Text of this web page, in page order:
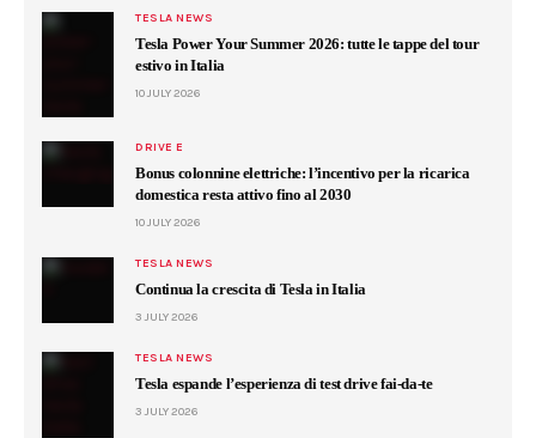
TESLA NEWS
Tesla Power Your Summer 2026: tutte le tappe del tour
estivo in Italia
10 JULY 2026
DRIVE E
Bonus colonnine elettriche: l’incentivo per la ricarica
domestica resta attivo fino al 2030
10 JULY 2026
TESLA NEWS
Continua la crescita di Tesla in Italia
3 JULY 2026
TESLA NEWS
Tesla espande l’esperienza di test drive fai-da-te
3 JULY 2026